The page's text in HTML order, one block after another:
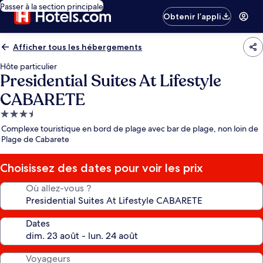
Passer à la section principale
Obtenir l’appli
Afficher tous les hébergements
Hôte particulier
Presidential Suites At Lifestyle
CABARETE
Hébergement
3.5 étoiles
Complexe touristique en bord de plage avec bar de plage, non loin de
Plage de Cabarete
Choisissez des dates pour voir les prix
Où allez-vous ?
Dates
Voyageurs